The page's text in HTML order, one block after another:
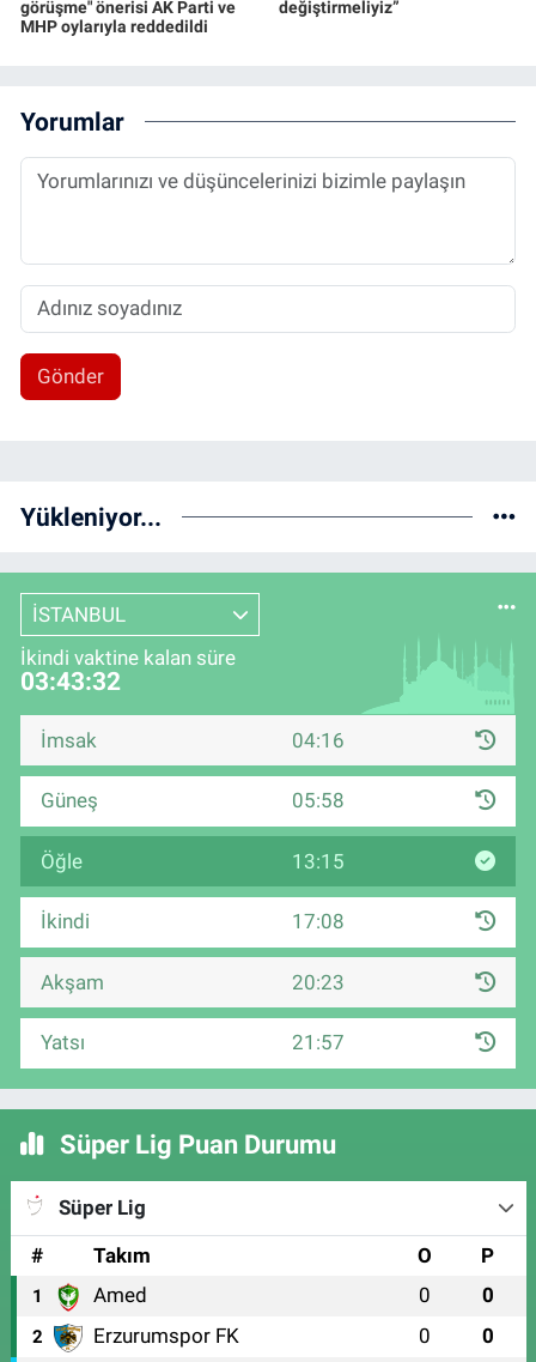
görüşme" önerisi AK Parti ve
MHP oylarıyla reddedildi
değiştirmeliyiz”
Yorumlar
Gönder
Yükleniyor...
İSTANBUL
İkindi vaktine kalan süre
03:43:32
İmsak 04:16
Güneş 05:58
Öğle 13:15
İkindi 17:08
Akşam 20:23
Yatsı 21:57
Süper Lig Puan Durumu
Süper Lig
#
Takım O P
1 Amed 0 0
2 Erzurumspor FK 0 0